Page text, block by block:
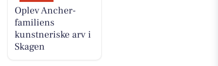
Oplev Ancher-
familiens
kunstneriske arv i
Skagen